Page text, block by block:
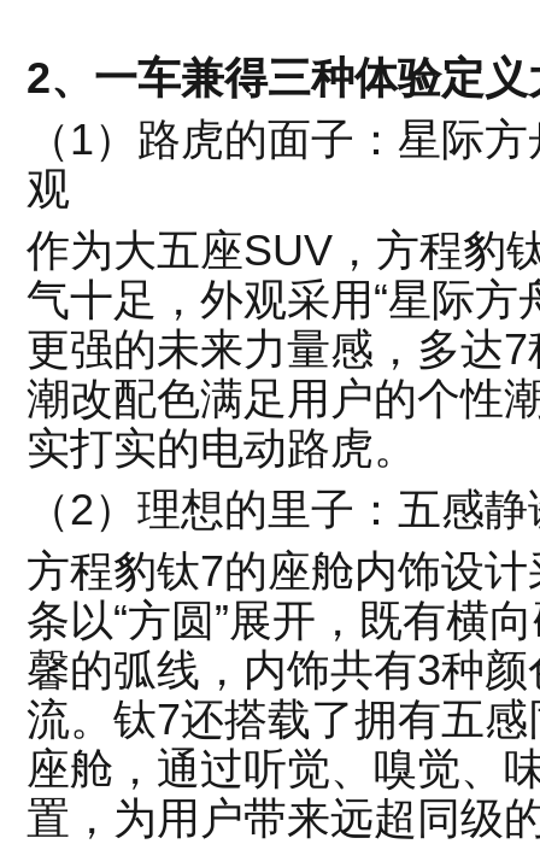
2、一车兼得三种体验定
（1）路虎的面子：星际
观
作为大五座SUV，方程豹
气十足，外观采用“星际方
更强的未来力量感，多达
潮改配色满足用户的个性
实打实的电动路虎。
（2）理想的里子：五感
方程豹钛7的座舱内饰设
条以“方圆”展开，既有横
馨的弧线，内饰共有3种
流。钛7还搭载了拥有五
座舱，通过听觉、嗅觉、
置，为用户带来远超同级